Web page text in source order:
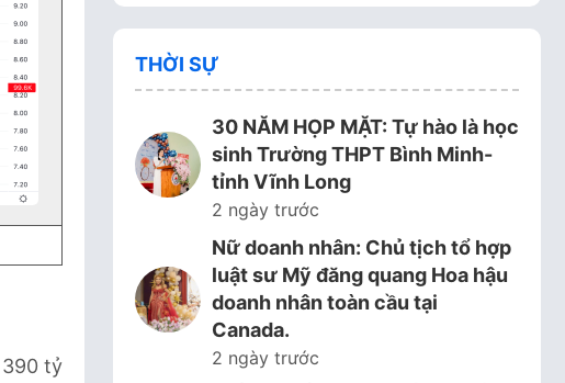
tỷ
THỜI SỰ
30 NĂM HỌP MẶT: Tự hào là học
sinh Trường THPT Bình Minh-
tỉnh Vĩnh Long
2 ngày trước
Nữ doanh nhân: Chủ tịch tổ hợp
luật sư Mỹ đăng quang Hoa hậu
doanh nhân toàn cầu tại
Canada.
2 ngày trước